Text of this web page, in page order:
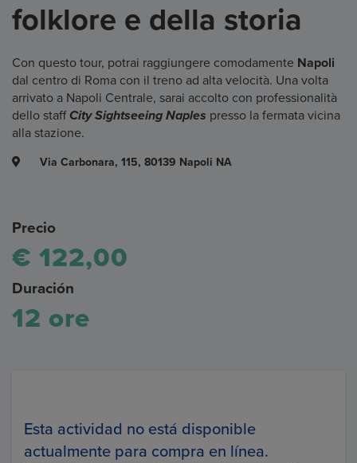
folklore e della storia
Con questo tour, potrai raggiungere comodamente Napoli
dal centro di Roma con il treno ad alta velocità. Una volta
arrivato a Napoli Centrale, sarai accolto con professionalità
dello staff City Sightseeing Naples presso la fermata vicina
alla stazione.
Via Carbonara, 115, 80139 Napoli NA
Precio
€ 122,00
Duración
12 ore
Esta actividad no está disponible
actualmente para compra en línea.